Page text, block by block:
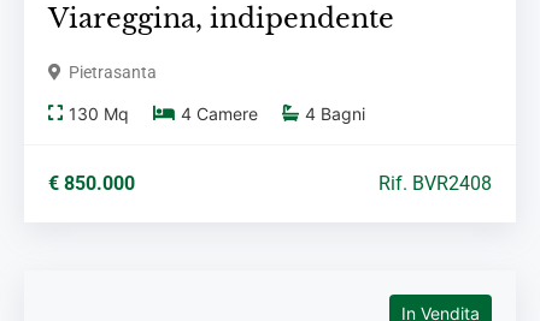
Viareggina, indipendente
Pietrasanta
130 Mq 4 Camere 4 Bagni
€ 850.000 Rif. BVR2408
In Vendita